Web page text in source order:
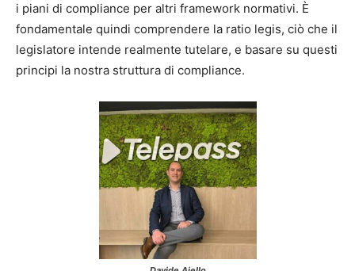
i piani di compliance per altri framework normativi. È
fondamentale quindi comprendere la ratio legis, ciò che il
legislatore intende realmente tutelare, e basare su questi
principi la nostra struttura di compliance.